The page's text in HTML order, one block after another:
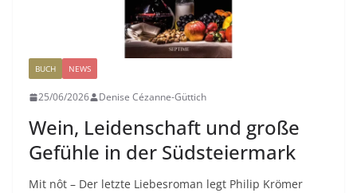
BUCH NEWS
25/06/2026 Denise Cézanne-Güttich
Wein, Leidenschaft und große
Gefühle in der Südsteiermark
Mit nôt – Der letzte Liebesroman legt Philip Krömer